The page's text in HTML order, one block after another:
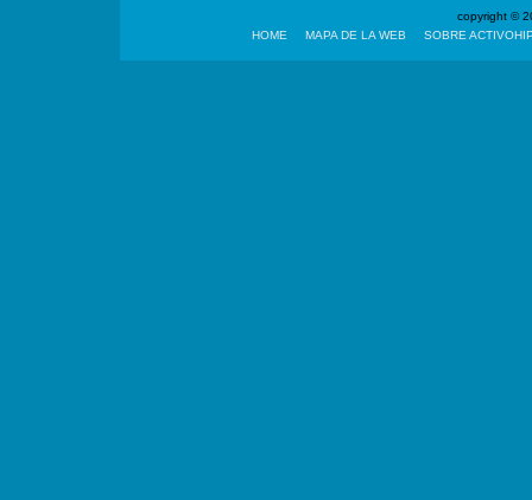
copyright ©
HOME
MAPA DE LA WEB SOBRE